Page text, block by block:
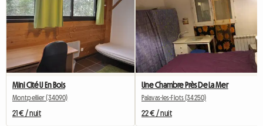
Mini Cité U En Bois
Montpellier (34090)
21 € / nuit
Une Chambre Près De La Mer
Palavas-les-Flots (34250)
22 € / nuit